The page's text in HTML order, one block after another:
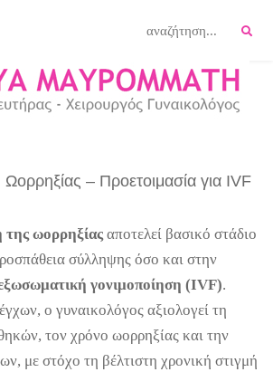
– Προετοιμασία για IVF
ωορρηξίας αποτελεί βασικό στάδιο
σύλληψης όσο και στην
γονιμοποίηση (IVF).
ο γυναικολόγος αξιολογεί τη
τον χρόνο ωορρηξίας και την
με στόχο τη βέλτιστη χρονική στιγμή